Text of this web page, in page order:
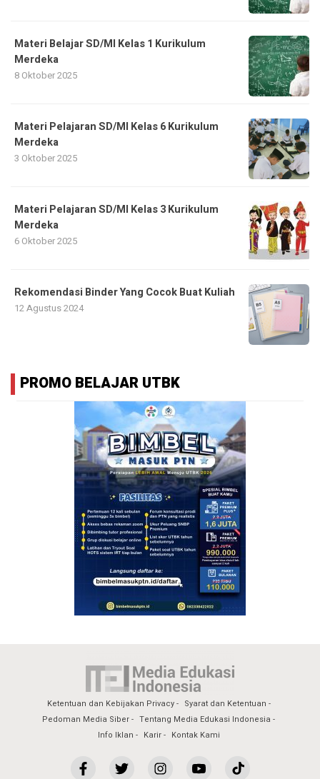
Materi Belajar SD/MI Kelas 1 Kurikulum
Merdeka
8 Oktober 2025
Materi Pelajaran SD/MI Kelas 6 Kurikulum
Merdeka
3 Oktober 2025
Materi Pelajaran SD/MI Kelas 3 Kurikulum
Merdeka
6 Oktober 2025
Rekomendasi Binder Yang Cocok Buat Kuliah
12 Agustus 2024
PROMO BELAJAR UTBK
Ketentuan dan Kebijakan Privacy
Syarat dan Ketentuan
Pedoman Media Siber
Tentang Media Edukasi Indonesia
Info Iklan
Karir Kontak Kami